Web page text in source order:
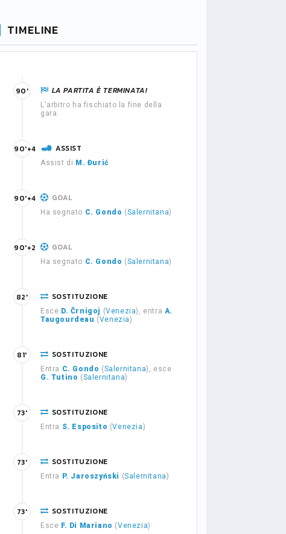
TIMELINE
LA PARTITA È TERMINATA!
L'arbitro ha fischiato la fine della
gara.
90'
ASSIST
Assist di M. Đurić
90'+4
GOAL
Ha segnato C. Gondo (Salernitana)
90'+4
GOAL
Ha segnato C. Gondo (Salernitana)
90'+2
SOSTITUZIONE
Esce D. Črnigoj (Venezia), entra A.
Taugourdeau (Venezia)
82'
SOSTITUZIONE
Entra C. Gondo (Salernitana), esce
G. Tutino (Salernitana)
81'
SOSTITUZIONE
Entra S. Esposito (Venezia)
73'
SOSTITUZIONE
Entra P. Jaroszyński (Salernitana)
73'
SOSTITUZIONE
Esce F. Di Mariano (Venezia)
73'